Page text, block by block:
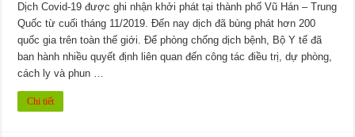
Dịch Covid-19 được ghi nhận khởi phát tại thành phố Vũ Hán – Trung
Quốc từ cuối tháng 11/2019. Đến nay dịch đã bùng phát hơn 200
quốc gia trên toàn thế giới. Để phòng chống dịch bệnh, Bộ Y tế đã
ban hành nhiều quyết định liên quan đến công tác điều trị, dự phòng,
cách ly và phun …
Chi tiết